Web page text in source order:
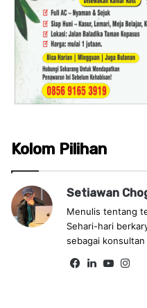
Kolom Pilihan
Setiawan
Menulis tentang
Sehari-hari
sebagai
Fa Lin Yo